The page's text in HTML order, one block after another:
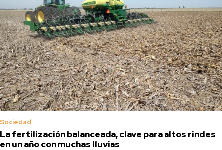
Sociedad
La fertilización balanceada, clave para altos rindes
en un año con muchas lluvias